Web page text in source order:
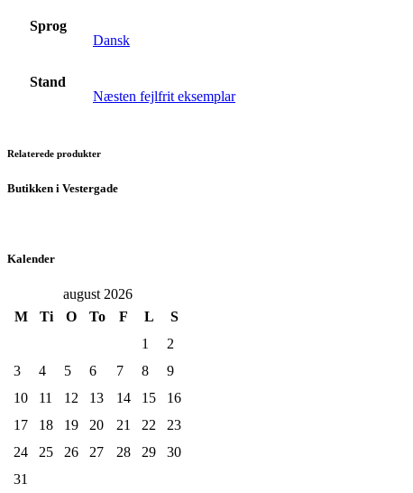
Sprog
Dansk
Stand
Næsten fejlfrit eksemplar
Relaterede produkter
Butikken i Vestergade
Kalender
august 2026
M
Ti O To F L
S
1
2
3
4 5 6 7 8
9
10
11 12 13 14 15
16
17
18 19 20 21 22
23
24
25 26 27 28 29
30
31